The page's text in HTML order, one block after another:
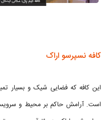
کافه نسپرسو اراک
این کافه که فضایی شیک و بسیار
است. آرامش حاکم بر محیط و